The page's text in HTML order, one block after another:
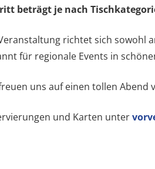
beträgt je nach
richtet sich sowohl
für regionale Events in
uns auf einen tollen Abend
und Karten unter